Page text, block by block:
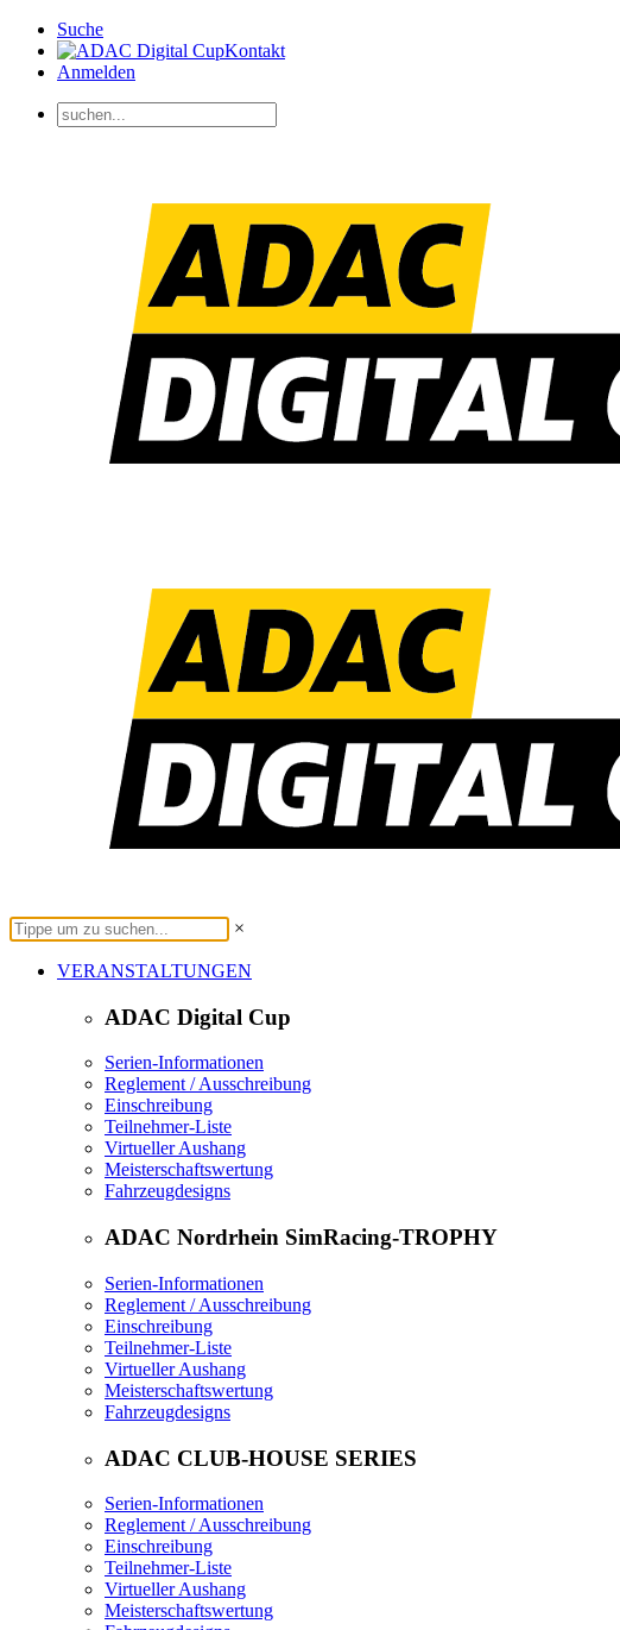
Suche
Kontakt
Anmelden
×
VERANSTALTUNGEN
ADAC Digital Cup
Serien-Informationen
Reglement / Ausschreibung
Einschreibung
Teilnehmer-Liste
Virtueller Aushang
Meisterschaftswertung
Fahrzeugdesigns
ADAC Nordrhein SimRacing-TROPHY
Serien-Informationen
Reglement / Ausschreibung
Einschreibung
Teilnehmer-Liste
Virtueller Aushang
Meisterschaftswertung
Fahrzeugdesigns
ADAC CLUB-HOUSE SERIES
Serien-Informationen
Reglement / Ausschreibung
Einschreibung
Teilnehmer-Liste
Virtueller Aushang
Meisterschaftswertung